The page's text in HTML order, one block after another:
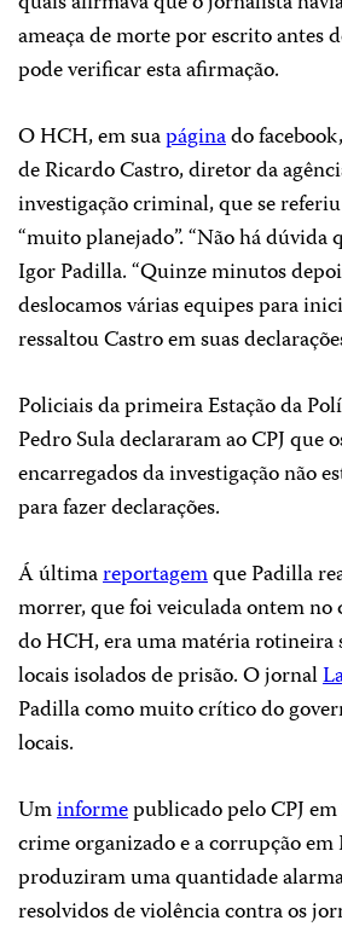
ameaça de morte por escrito antes
pode verificar esta afirmação.
O HCH, em suapáginado
de Ricardo Castro, diretor da
investigação criminal, que se
“muito planejado”. “Não há dúvida
Igor Padilla. “Quinze minutos
deslocamos várias equipes para
ressaltou Castro em suas
Policiais da primeira Estação da
Pedro Sula declararam ao CPJ que
encarregados da investigação não
para fazer declarações.
Á últimareportagemque Padilla
morrer, que foi veiculada ontem no
do HCH, era uma matéria rotineira
locais isolados de prisão. O jornal
Padilla como muito crítico do
locais.
Uminformepublicado pelo CPJ
crime organizado e a corrupção
produziram uma quantidade
resolvidos de violência contra os